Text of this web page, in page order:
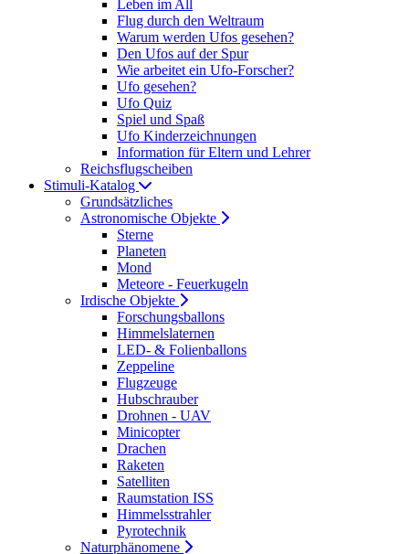
Leben im All
Flug durch den Weltraum
Warum werden Ufos gesehen?
Den Ufos auf der Spur
Wie arbeitet ein Ufo-Forscher?
Ufo gesehen?
Ufo Quiz
Spiel und Spaß
Ufo Kinderzeichnungen
Information für Eltern und Lehrer
Reichsflugscheiben
Stimuli-Katalog
Grundsätzliches
Astronomische Objekte
Sterne
Planeten
Mond
Meteore - Feuerkugeln
Irdische Objekte
Forschungsballons
Himmelslaternen
LED- & Folienballons
Zeppeline
Flugzeuge
Hubschrauber
Drohnen - UAV
Minicopter
Drachen
Raketen
Satelliten
Raumstation ISS
Himmelsstrahler
Pyrotechnik
Naturphänomene